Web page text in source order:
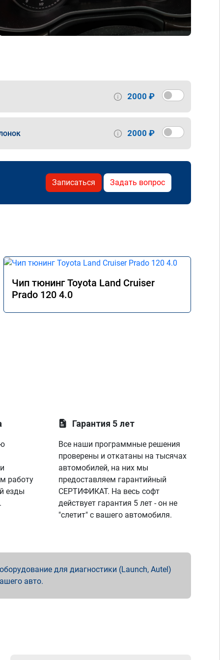
2000 ₽
2000 ₽
Записаться Задать вопрос
Чип тюнинг Toyota Land Cruiser
Prado 120 4.0
работу
езды
Гарантия 5 лет
Все наши программные решения
проверены и откатаны на тысячах
автомобилей, на них мы
предоставляем гарантийный
СЕРТИФИКАТ. На весь софт
действует гарантия 5 лет - он не
"слетит" с вашего автомобиля.
для диагностики (Launch, Autel)
авто.